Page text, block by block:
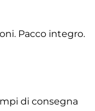
Pacco integro.
di consegna